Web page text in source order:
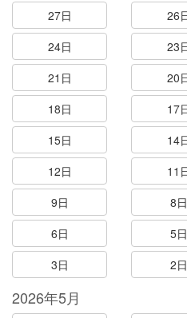
27日
26
24日
23
21日
20
18日
17
15日
14
12日
11
9日
8日
6日
5日
3日
2日
2026年5月